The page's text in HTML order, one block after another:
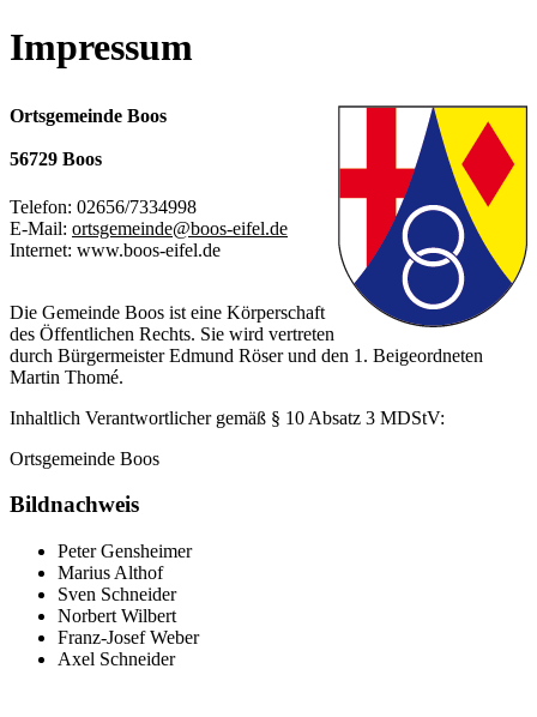
Impressum
Ortsgemeinde Boos
56729 Boos
Telefon: 02656/7334998
E-Mail: ortsgemeinde@boos-eifel.de
Internet: www.boos-eifel.de
Die Gemeinde Boos ist eine Körperschaft
des Öffentlichen Rechts. Sie wird vertreten
durch Bürgermeister Edmund Röser und den 1. Beigeordneten
Martin Thomé.
Inhaltlich Verantwortlicher gemäß § 10 Absatz 3 MDStV:
Ortsgemeinde Boos
Bildnachweis
Peter Gensheimer
Marius Althof
Sven Schneider
Norbert Wilbert
Franz-Josef Weber
Axel Schneider